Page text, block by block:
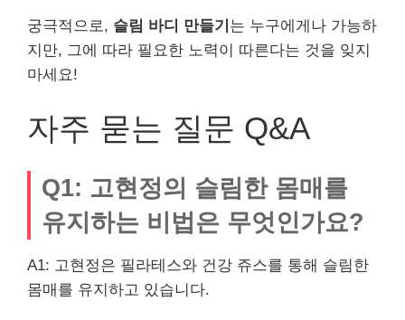
궁극적으로, 슬림 바디 만들기 는 누구에게나 가능하
지만, 그에 따라 필요한 노력이 따른다는 것을 잊지
마세요!
자주 묻는 질문 Q&A
Q1: 고현정의 슬림한 몸매를
유지하는 비법은 무엇인가요?
A1: 고현정은 필라테스와 건강 쥬스를 통해 슬림한
몸매를 유지하고 있습니다.